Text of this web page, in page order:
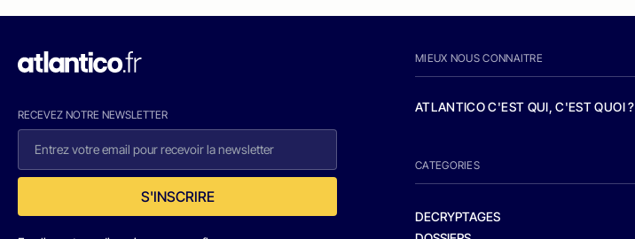
RECEVEZ NOTRE NEWSLETTER
S'INSCRIRE
MIEUX NOUS CONNAITRE
ATLANTICO C'EST QUI, C'EST QUOI ?
CATEGORIES
DECRYPTAGES